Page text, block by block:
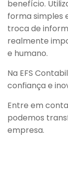
benefício.
forma simples
troca de
realmente
e humano.
Na EFS
confiança e
Entre em
podemos
empresa.